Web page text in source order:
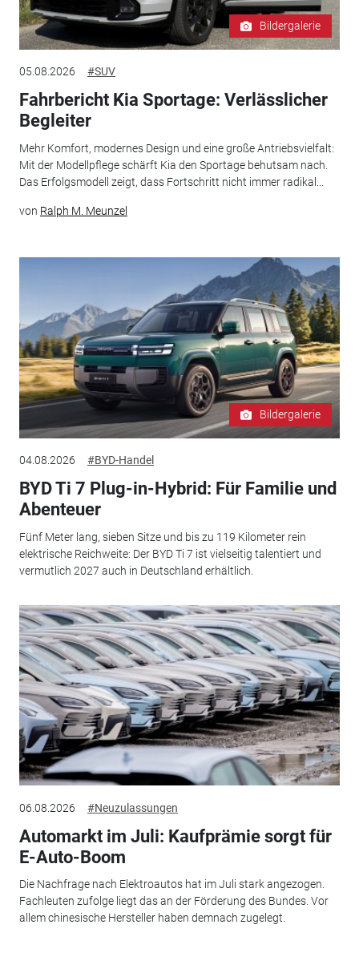
Bildergalerie
05.08.2026 #SUV
Fahrbericht Kia Sportage: Verlässlicher
Begleiter
Mehr Komfort, modernes Design und eine große Antriebsvielfalt:
Mit der Modellpflege schärft Kia den Sportage behutsam nach.
Das Erfolgsmodell zeigt, dass Fortschritt nicht immer radikal...
von Ralph M. Meunzel
Bildergalerie
04.08.2026 #BYD-Handel
BYD Ti 7 Plug-in-Hybrid: Für Familie und
Abenteuer
Fünf Meter lang, sieben Sitze und bis zu 119 Kilometer rein
elektrische Reichweite: Der BYD Ti 7 ist vielseitig talentiert und
vermutlich 2027 auch in Deutschland erhältlich.
06.08.2026 #Neuzulassungen
Automarkt im Juli: Kaufprämie sorgt für
E-Auto-Boom
Die Nachfrage nach Elektroautos hat im Juli stark angezogen.
Fachleuten zufolge liegt das an der Förderung des Bundes. Vor
allem chinesische Hersteller haben demnach zugelegt.